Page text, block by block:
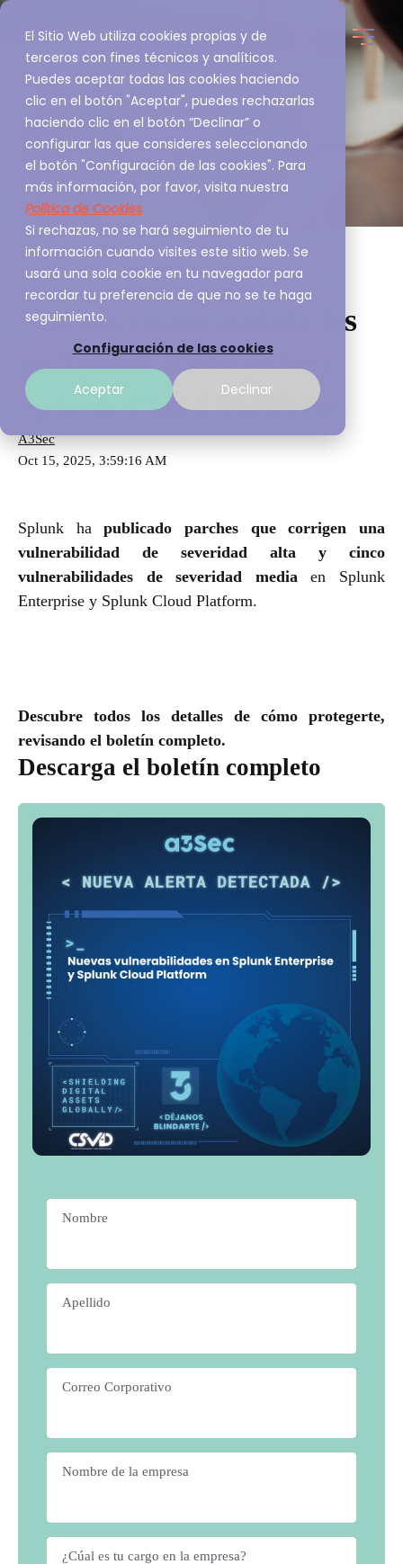
El Sitio Web utiliza cookies propias y de
terceros con fines técnicos y analíticos.
Puedes aceptar todas las cookies haciendo
clic en el botón "Aceptar", puedes rechazarlas
haciendo clic en el botón “Declinar” o
configurar las que consideres seleccionando
el botón "Configuración de las cookies". Para
más información, por favor, visita nuestra
Política de Cookies
Si rechazas, no se hará seguimiento de tu
información cuando visites este sitio web. Se
usará una sola cookie en tu navegador para
recordar tu preferencia de que no se te haga
seguimiento.
Configuración de las cookies
Aceptar Declinar
Nuevas vulnerabilidades
en Splunk Enterprise y
Splunk Cloud Platform
A3Sec
Oct 15, 2025, 3:59:16 AM
Splunk hapublicado parches que corrigen una
vulnerabilidad de severidad alta y cinco
vulnerabilidades de severidad media en Splunk
Enterprise y Splunk Cloud Platform.
Descubre todos los detalles de cómo protegerte,
revisando el boletín completo.
Descarga el boletín completo
Nombre
Apellido
Correo Corporativo
Nombre de la empresa
¿Cúal es tu cargo en la empresa?